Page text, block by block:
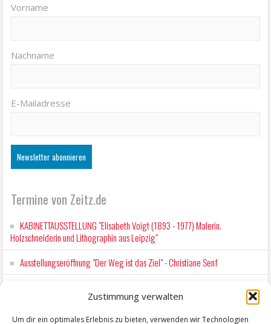
Zustimmung verwalten
Um dir ein optimales Erlebnis zu bieten, verwenden wir Technologien
Vorname
Nachname
E-Mailadresse
Termine von Zeitz.de
KABINETTAUSSTELLUNG "Elisabeth Voigt (1893 - 1977) Malerin.
Holzschneiderin und Lithographin aus Leipzig"
Ausstellungseröffnung "Der Weg ist das Ziel" - Christiane Senf